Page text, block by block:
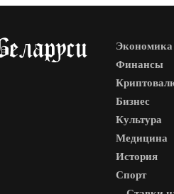
Экономика
Финансы
Бизнес
Культура
Медицина
История
Спорт